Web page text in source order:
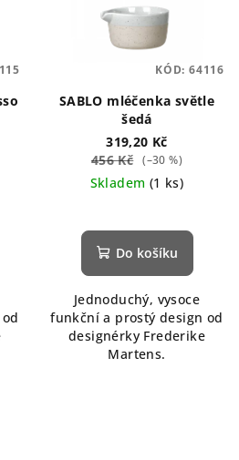
SABLO mléčenka světle
šedá
319,20 Kč
456 Kč (–30 %)
Skladem (1 ks)
Do košíku
Jednoduchý, vysoce
funkční a prostý design od
designérky Frederike
Martens.
KÓD: 64116